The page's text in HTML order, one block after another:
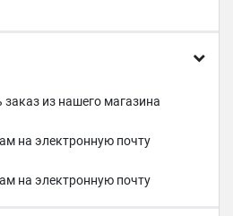
из нашего магазина
на электронную почту
на электронную почту